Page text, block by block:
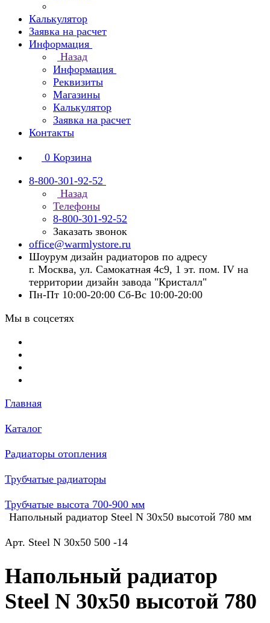
Калькулятор
Заявка на расчет
Информация
Назад
Информация
Реквизиты
Магазины
Калькулятор
Заявка на расчет
Контакты
0 Корзина
8-800-301-92-52
Назад
Телефоны
8-800-301-92-52
Заказать звонок
office@warmlystore.ru
Шоурум дизайн радиаторов по адресу
г. Москва, ул. Самокатная 4с9, 1 эт. пом. IV на
территории дизайн завода "Кристалл"
Пн-Пт 10:00-20:00 Сб-Вс 10:00-20:00
Мы в соцсетях
Главная
Каталог
Радиаторы отопления
Трубчатые радиаторы
Трубчатые высота 700-900 мм
Напольный радиатор Steel N 30х50 высотой 780 мм
Арт. Steel N 30х50 500 -14
Напольный радиатор
Steel N 30х50 высотой 780